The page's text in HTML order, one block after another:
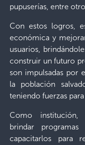
pupuserías, entre
Con estos logros,
económica y
usuarios,
construir un futuro
son impulsadas por
la población
teniendo fuerzas
Como institución,
brindar
capacitarlos para